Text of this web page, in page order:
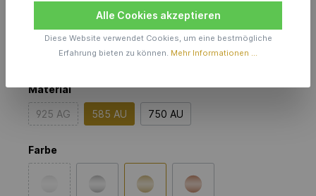
Preis anfragen
Produktionszeit inkl. Lieferzeit 6 Wochen
Material
925 AG 585 AU 750 AU
Farbe
Alle Cookies akzeptieren
Diese Website verwendet Cookies, um eine bestmögliche
Erfahrung bieten zu können. Mehr Informationen ...